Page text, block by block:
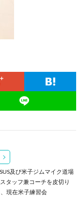
及び米子ジムマイク道場
タッフ兼コーチを皮切り
現在米子練習会